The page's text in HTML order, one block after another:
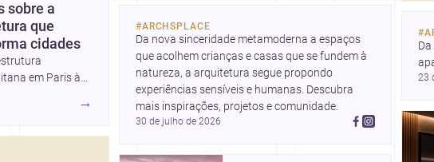
sobre a
que
cidades
em Paris à
do fazer
e à casa elevada
→
#ARCHSPLACE
Da nova sinceridade metamoderna a espaços
que acolhem crianças e casas que se fundem à
natureza, a arquitetura segue propondo
experiências sensíveis e humanas. Descubra
mais inspirações, projetos e comunidade.
30 de julho de 2026
#
e
23